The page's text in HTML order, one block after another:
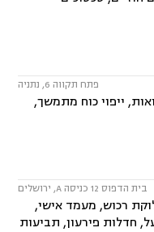
פתח תקווה 6, נתניה
ייפוי כוח מתמשך,
בית הדפוס 12 כניסה A, ירושלים
רכוש, מעמד אישי,
חדלות פירעון, תביעות